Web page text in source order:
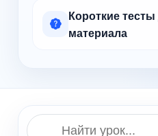
Короткие
материала